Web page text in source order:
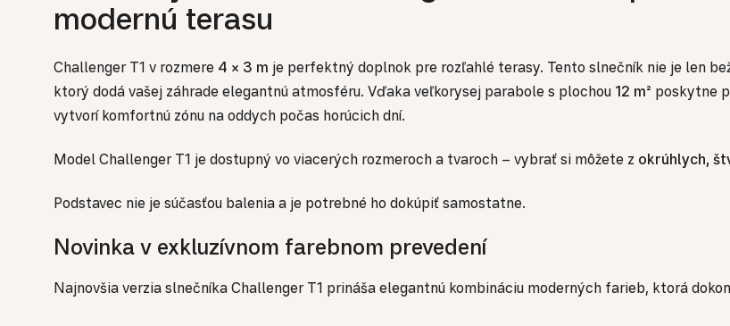
modernú terasu
Challenger T1 v rozmere 4 × 3 m je perfektný doplnok pre rozľahlé terasy. Tento slnečník nie je len
ktorý dodá vašej záhrade elegantnú atmosféru. Vďaka veľkorysej parabole s plochou 12 m² poskytne
vytvorí komfortnú zónu na oddych počas horúcich dní.
Model Challenger T1 je dostupný vo viacerých rozmeroch a tvaroch – vybrať si môžete z okrúhlych,
Podstavec nie je súčasťou balenia a je potrebné ho dokúpiť samostatne.
Novinka v exkluzívnom farebnom prevedení
Najnovšia verzia slnečníka Challenger T1 prináša elegantnú kombináciu moderných farieb, ktorá